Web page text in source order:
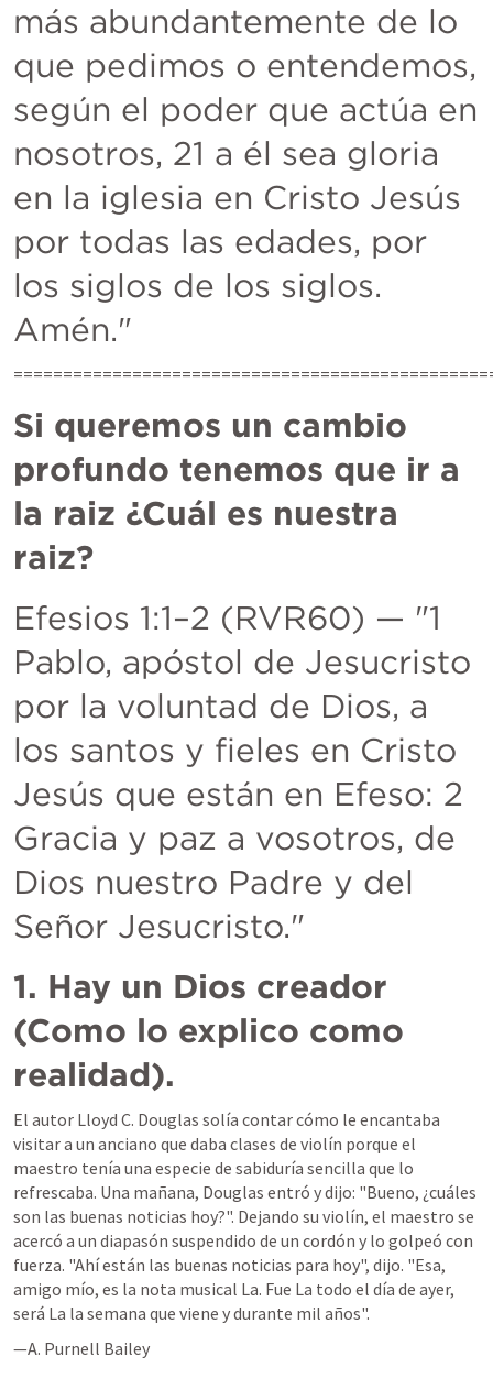
más abundantemente de lo
que pedimos o entendemos,
según el poder que actúa en
nosotros, 21 a él sea gloria
en la iglesia en Cristo Jesús
por todas las edades, por
los siglos de los siglos.
Amén."
Si queremos un cambio
profundo tenemos que ir a
la raiz ¿Cuál es nuestra
raiz?
Efesios 1:1–2 (RVR60) — "1
Pablo, apóstol de Jesucristo
por la voluntad de Dios, a
los santos y fieles en Cristo
Jesús que están en Efeso: 2
Gracia y paz a vosotros, de
Dios nuestro Padre y del
Señor Jesucristo."
1. Hay un Dios creador
(Como lo explico como
realidad).
El autor Lloyd C. Douglas solía contar cómo le encantaba
visitar a un anciano que daba clases de violín porque el
maestro tenía una especie de sabiduría sencilla que lo
refrescaba. Una mañana, Douglas entró y dijo: "Bueno, ¿cuáles
son las buenas noticias hoy?". Dejando su violín, el maestro se
acercó a un diapasón suspendido de un cordón y lo golpeó con
fuerza. "Ahí están las buenas noticias para hoy", dijo. "Esa,
amigo mío, es la nota musical La. Fue La todo el día de ayer,
será La la semana que viene y durante mil años".
—A. Purnell Bailey